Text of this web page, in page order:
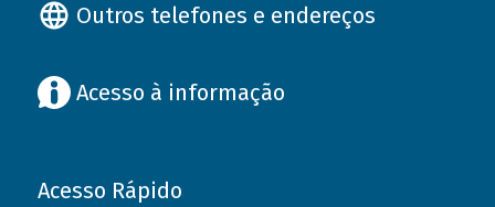
Outros telefones e endereços
Acesso à informação
Acesso Rápido